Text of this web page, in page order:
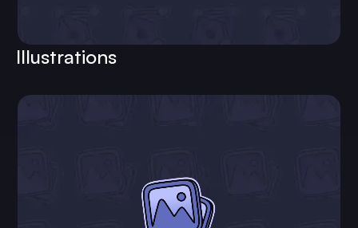
Illustrations